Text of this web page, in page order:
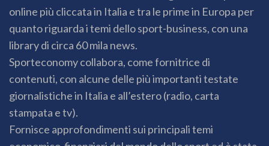
online più cliccata in Italia e tra le prime in Europa per
quanto riguarda i temi dello sport-business, con una
library di circa 60 mila news.
Sporteconomy collabora, come fornitrice di
contenuti, con alcune delle più importanti testate
giornalistiche in Italia e all’estero (radio, carta
stampata e tv).
Fornisce approfondimenti sui principali temi